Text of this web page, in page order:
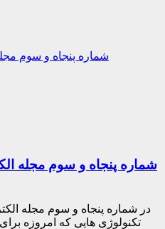
شماره پنجاه و سوم مجله
در شماره پنجاه و سوم مجله
تکنولوژی هایی که امروزه